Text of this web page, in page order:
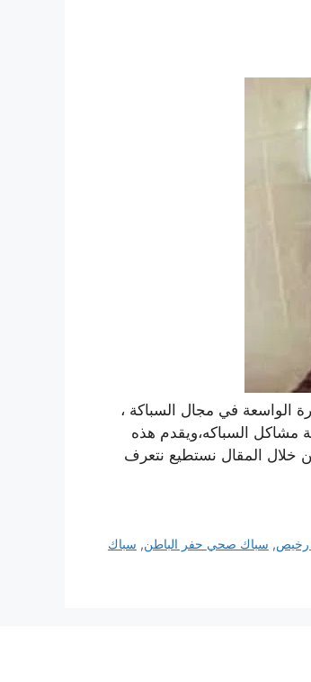
الواسعة في مجال السباكة ،
مشاكل السباكه،ويقدم هذه
ايام الاسبوع . ومن خلال المقال نستطيع نتعرف
رخيص, سباك صحي حفر الباطن, سباك